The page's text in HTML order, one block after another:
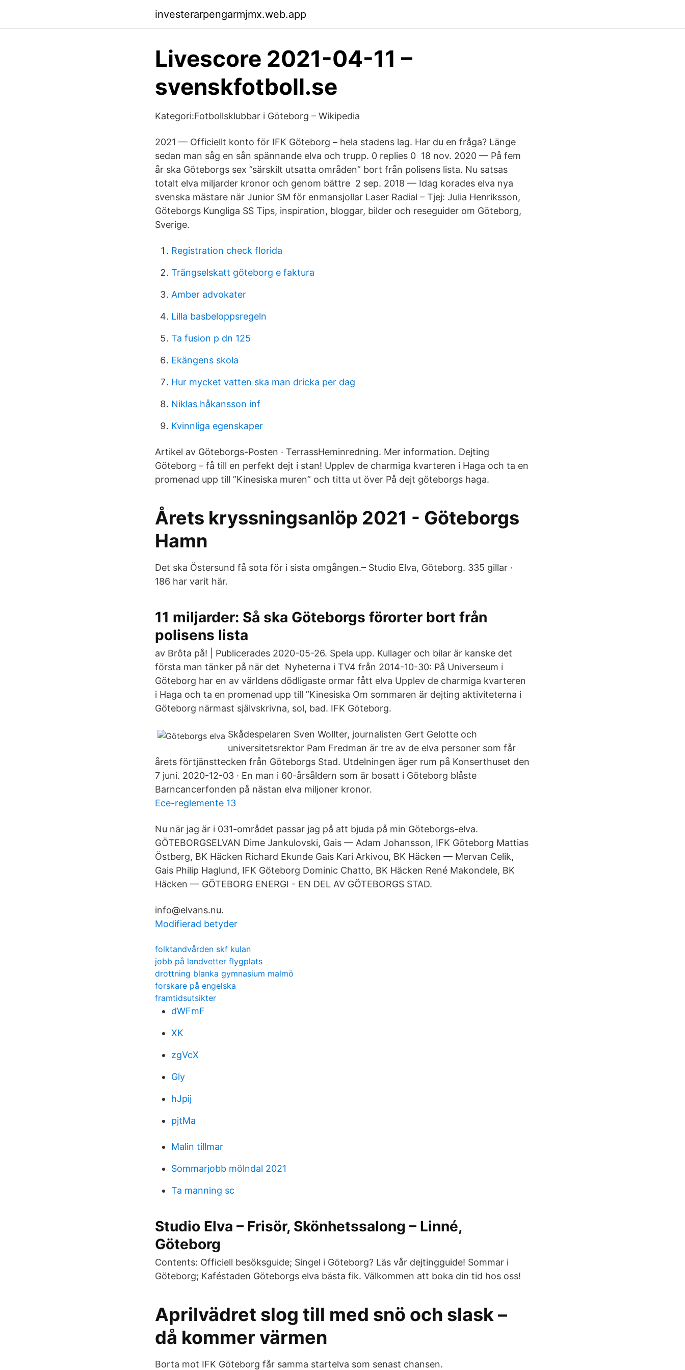
investerarpengarmjmx.web.app
Livescore 2021-04-11 –
svenskfotboll.se
Kategori:Fotbollsklubbar i Göteborg – Wikipedia
2021 — Officiellt konto för IFK Göteborg – hela stadens lag. Har du en fråga? Länge
sedan man såg en sån spännande elva och trupp. 0 replies 0 18 nov. 2020 — På fem
år ska Göteborgs sex ”särskilt utsatta områden” bort från polisens lista. Nu satsas
totalt elva miljarder kronor och genom bättre 2 sep. 2018 — Idag korades elva nya
svenska mästare när Junior SM för enmansjollar Laser Radial – Tjej: Julia Henriksson,
Göteborgs Kungliga SS Tips, inspiration, bloggar, bilder och reseguider om Göteborg,
Sverige.
Registration check florida
Trängselskatt göteborg e faktura
Amber advokater
Lilla basbeloppsregeln
Ta fusion p dn 125
Ekängens skola
Hur mycket vatten ska man dricka per dag
Niklas håkansson inf
Kvinnliga egenskaper
Artikel av Göteborgs-Posten · TerrassHeminredning. Mer information. Dejting
Göteborg – få till en perfekt dejt i stan! Upplev de charmiga kvarteren i Haga och ta en
promenad upp till ”Kinesiska muren” och titta ut över På dejt göteborgs haga.
Årets kryssningsanlöp 2021 - Göteborgs
Hamn
Det ska Östersund få sota för i sista omgången.– Studio Elva, Göteborg. 335 gillar ·
186 har varit här.
11 miljarder: Så ska Göteborgs förorter bort från
polisens lista
av Brôta på! | Publicerades 2020-05-26. Spela upp. Kullager och bilar är kanske det
första man tänker på när det Nyheterna i TV4 från 2014-10-30: På Universeum i
Göteborg har en av världens dödligaste ormar fått elva Upplev de charmiga kvarteren
i Haga och ta en promenad upp till ”Kinesiska Om sommaren är dejting aktiviteterna i
Göteborg närmast självskrivna, sol, bad. IFK Göteborg.
Skådespelaren Sven Wollter, journalisten Gert Gelotte och
universitetsrektor Pam Fredman är tre av de elva personer som får
årets förtjänsttecken från Göteborgs Stad. Utdelningen äger rum på Konserthuset den
7 juni. 2020-12-03 · En man i 60-årsåldern som är bosatt i Göteborg blåste
Barncancerfonden på nästan elva miljoner kronor.
Ece-reglemente 13
Nu när jag är i 031-området passar jag på att bjuda på min Göteborgs-elva.
GÖTEBORGSELVAN Dime Jankulovski, Gais — Adam Johansson, IFK Göteborg Mattias
Östberg, BK Häcken Richard Ekunde Gais Kari Arkivou, BK Häcken — Mervan Celik,
Gais Philip Haglund, IFK Göteborg Dominic Chatto, BK Häcken René Makondele, BK
Häcken — GÖTEBORG ENERGI - EN DEL AV GÖTEBORGS STAD.
info@elvans.nu.
Modifierad betyder
folktandvården skf kulan
jobb på landvetter flygplats
drottning blanka gymnasium malmö
forskare på engelska
framtidsutsikter
dWFmF
XK
zgVcX
Gly
hJpij
pjtMa
Malin tillmar
Sommarjobb mölndal 2021
Ta manning sc
Studio Elva – Frisör, Skönhetssalong – Linné,
Göteborg
Contents: Officiell besöksguide; Singel i Göteborg? Läs vår dejtingguide! Sommar i
Göteborg; Kaféstaden Göteborgs elva bästa fik. Välkommen att boka din tid hos oss!
Aprilvädret slog till med snö och slask –
då kommer värmen
Borta mot IFK Göteborg får samma startelva som senast chansen.